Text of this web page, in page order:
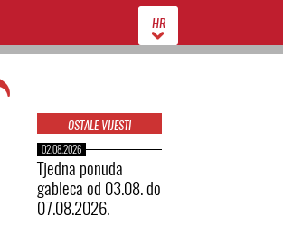
HR
OSTALE VIJESTI
02.08.2026
Tjedna ponuda
gableca od 03.08. do
07.08.2026.